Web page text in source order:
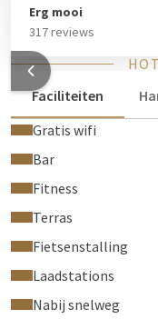
Erg mooi
317 reviews
Faciliteiten
Gratis wifi
Bar
Fitness
Terras
Fietsenstalling
Laadstations
Nabij snelweg